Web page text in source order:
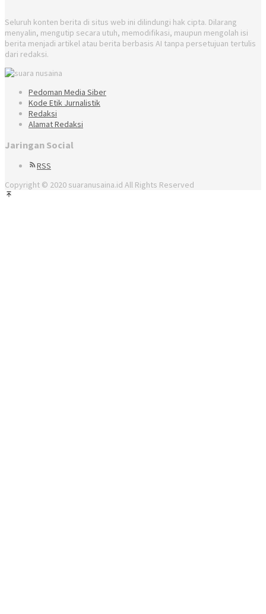
Seluruh konten berita di situs web ini dilindungi hak cipta. Dilarang
menyalin, mengutip secara utuh, memodifikasi, maupun mengolah isi
berita menjadi artikel atau berita berbasis AI tanpa persetujuan tertulis
dari redaksi.
Pedoman Media Siber
Kode Etik Jurnalistik
Redaksi
Alamat Redaksi
Jaringan Social
RSS
Copyright © 2020 suaranusaina.id All Rights Reserved